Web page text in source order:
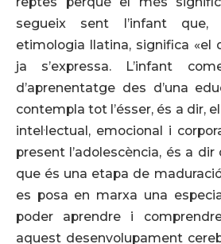
segueix sent l’infant
etimologia llatina, significa «el
ja s’expressa. L’infant
d’aprenentatge des d’una
contempla tot l’ésser, és a dir,
intel·lectual, emocional i
present l’adolescència, és a dir
que és una etapa de
es posa en marxa una
poder aprendre i
aquest desenvolupament